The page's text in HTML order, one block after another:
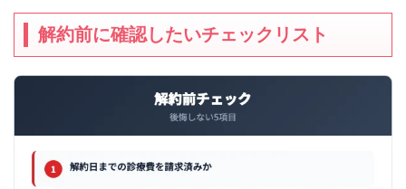
解約前に確認したいチェックリスト